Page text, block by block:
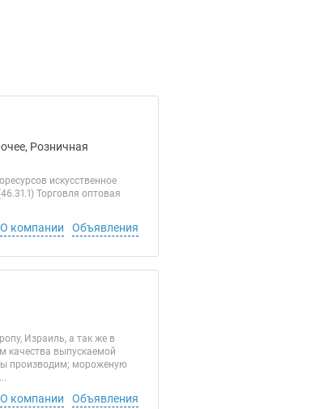
Розничная
искусственное
Торговля оптовая
О компании Объявления
Израиль, а так же в
качества выпускаемой
производим; мороженую
О компании Объявления